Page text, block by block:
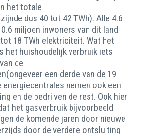
het totale
dus 40 tot 42 TWh). Alle 4.6
miljoen inwoners van dit land
18 TWh elektriciteit. Wat het
het huishoudelijk verbruik iets
de
een derde van de 19
nemen ook een
en de bedrijven de rest. Ook hier
het gasverbruik bijvoorbeeld
de komende jaren door nieuwe
door de verdere ontsluiting